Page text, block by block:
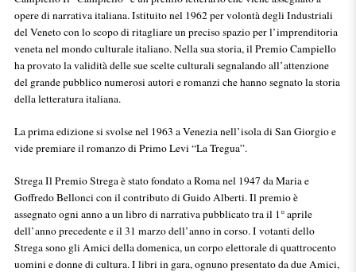
opere di narrativa italiana. Istituito nel 1962 per volontà degli Industriali
del Veneto con lo scopo di ritagliare un preciso spazio per l’imprenditoria
veneta nel mondo culturale italiano. Nella sua storia, il Premio Campiello
ha provato la validità delle sue scelte culturali segnalando all’attenzione
del grande pubblico numerosi autori e romanzi che hanno segnato la storia
della letteratura italiana.
La prima edizione si svolse nel 1963 a Venezia nell’isola di San Giorgio e
vide premiare il romanzo di Primo Levi “La Tregua”.
Strega Il Premio Strega è stato fondato a Roma nel 1947 da Maria e
Goffredo Bellonci con il contributo di Guido Alberti. Il premio è
assegnato ogni anno a un libro di narrativa pubblicato tra il 1° aprile
dell’anno precedente e il 31 marzo dell’anno in corso. I votanti dello
Strega sono gli Amici della domenica, un corpo elettorale di quattrocento
uomini e donne di cultura. I libri in gara, ognuno presentato da due Amici,